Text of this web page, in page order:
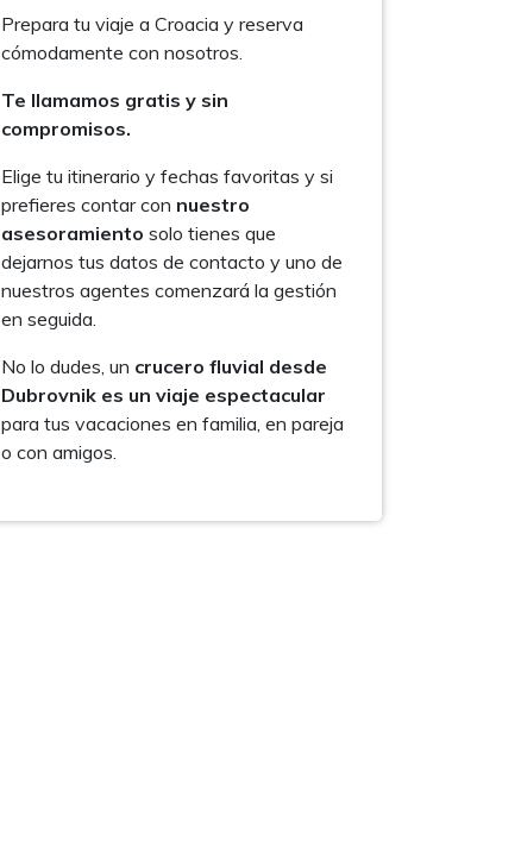
Prepara tu viaje a Croacia y reserva
cómodamente con nosotros.
Te llamamos gratis y sin
compromisos.
Elige tu itinerario y fechas favoritas y si
prefieres contar con nuestro
asesoramiento solo tienes que
dejarnos tus datos de contacto y uno de
nuestros agentes comenzará la gestión
en seguida.
No lo dudes, un crucero fluvial desde
Dubrovnik es un viaje espectacular
para tus vacaciones en familia, en pareja
o con amigos.